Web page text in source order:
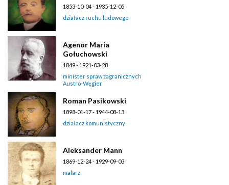
1853-10-04 - 1935-12-05
działacz ruchu ludowego
Agenor Maria
Gołuchowski
1849 - 1921-03-28
minister spraw zagranicznych
Austro-Węgier
Roman Pasikowski
1898-01-17 - 1944-08-13
działacz komunistyczny
Aleksander Mann
1869-12-24 - 1929-09-03
malarz